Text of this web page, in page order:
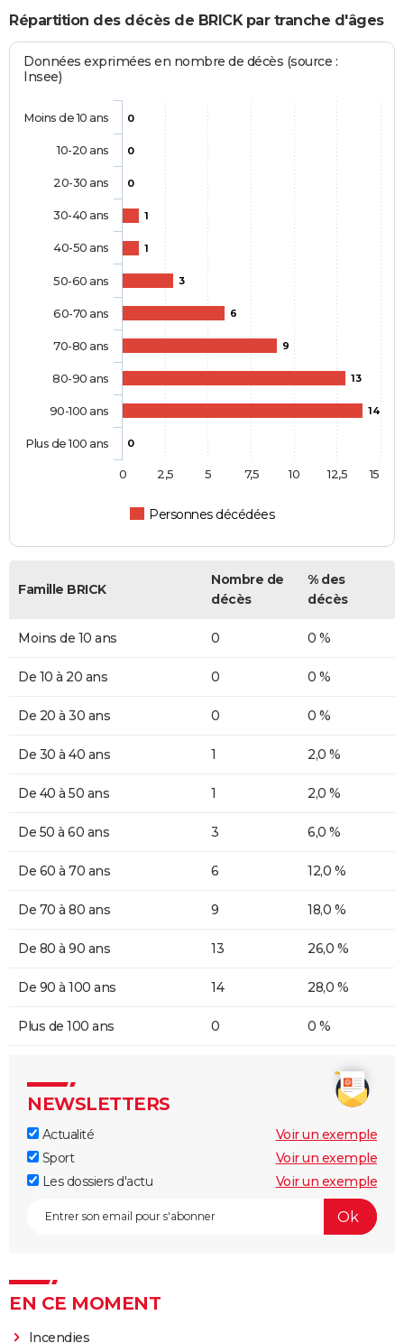
Répartition des décès de BRICK par tranche d'âges
Données exprimées en nombre de décès (source :
Insee)
0
0
0
1
1
3
6
9
13
14
0
Personnes décédées
Moins de 10 ans
10-20 ans
20-30 ans
30-40 ans
40-50 ans
50-60 ans
60-70 ans
70-80 ans
80-90 ans
90-100 ans
Plus de 100 ans
0 2,5 5 7,5 10 12,5 15
Famille BRICK
Nombre de
décès
% des
décès
Moins de 10 ans 0 0 %
De 10 à 20 ans 0 0 %
De 20 à 30 ans 0 0 %
De 30 à 40 ans 1 2,0 %
De 40 à 50 ans 1 2,0 %
De 50 à 60 ans 3 6,0 %
De 60 à 70 ans 6 12,0 %
De 70 à 80 ans 9 18,0 %
De 80 à 90 ans 13 26,0 %
De 90 à 100 ans 14 28,0 %
Plus de 100 ans 0 0 %
NEWSLETTERS
Actualité
Voir un exemple
Sport
Voir un exemple
Les dossiers d'actu
Voir un exemple
EN CE MOMENT
Incendies